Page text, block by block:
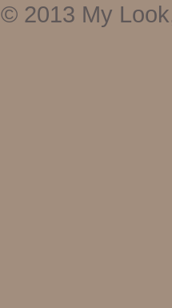
© 2013 My Look